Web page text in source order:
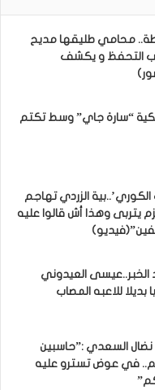
محامي طليقها مديح
التحفظ و يكشف
“سارة جاي” وسط تكتم
الزردي تهاجم
يتربى وهذا أش قالوا عليه
الخبر..عيسى العيدوني
بديلا للاعبه المصاب
السعدي :”حاسبين
في عوض تسترو عليه